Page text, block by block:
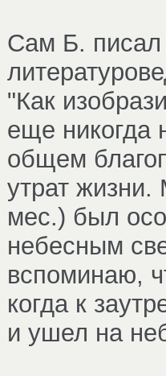
Сам Б. писал
"Как
еще никогда
общем
утрат жизни.
мес.) был
небесным
вспоминаю,
когда к
и ушел на